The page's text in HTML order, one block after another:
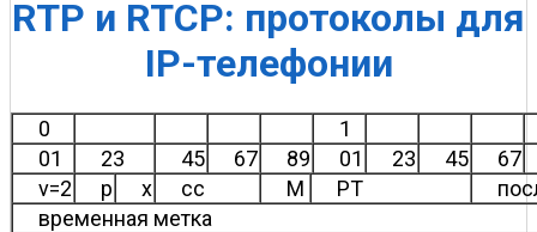
RTP и RTCP: протоколы для
IP-телефонии
0
1
01
23 45 67 89 01 23 45
67
v=2
p x cc M PT
временная метка